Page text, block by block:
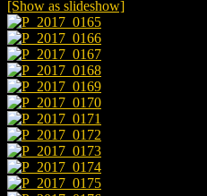
[Show as slideshow]